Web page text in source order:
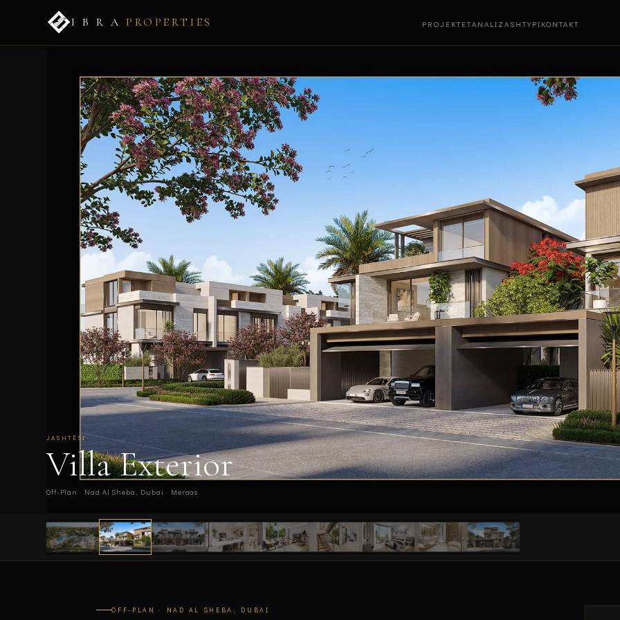
I B R A PROPERTIES PROJEKTETANALIZA SHTYPI KONTAKT
JASHTËSI
Villa Exterior
Off-Plan · Nad Al Sheba, Dubai · Meraas
OFF-PLAN · NAD AL SHEBA, DUBAI